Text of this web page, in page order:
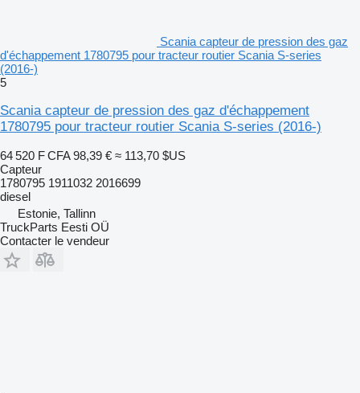
Scania capteur de pression des gaz
d'échappement 1780795 pour tracteur routier Scania S-series
(2016-)
5
Scania capteur de pression des gaz d'échappement
1780795 pour tracteur routier Scania S-series (2016-)
64 520 F CFA 98,39 € ≈ 113,70 $US
Capteur
1780795 1911032 2016699
diesel
Estonie, Tallinn
TruckParts Eesti OÜ
Contacter le vendeur